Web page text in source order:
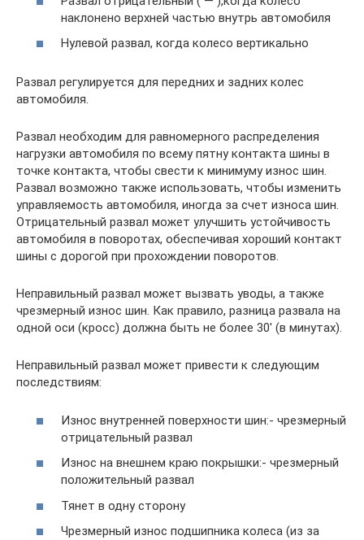
наклонено верхней частью внутрь автомобиля
Нулевой развал, когда колесо вертикально
Развал регулируется для передних и задних колес
автомобиля.
Развал необходим для равномерного распределения
нагрузки автомобиля по всему пятну контакта шины в
точке контакта, чтобы свести к минимуму износ шин.
Развал возможно также использовать, чтобы изменить
управляемость автомобиля, иногда за счет износа шин.
Отрицательный развал может улучшить устойчивость
автомобиля в поворотах, обеспечивая хороший контакт
шины с дорогой при прохождении поворотов.
Неправильный развал может вызвать уводы, а также
чрезмерный износ шин. Как правило, разница развала на
одной оси (кросс) должна быть не более 30′ (в минутах).
Неправильный развал может привести к следующим
последствиям:
Износ внутренней поверхности шин:- чрезмерный
отрицательный развал
Износ на внешнем краю покрышки:- чрезмерный
положительный развал
Тянет в одну сторону
Чрезмерный износ подшипника колеса (из за